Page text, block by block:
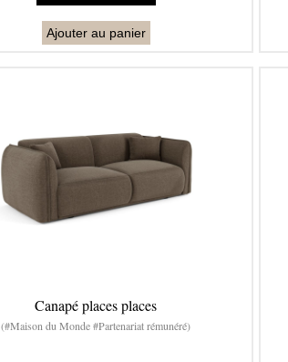
Ajouter au panier
Canapé places places
(#Maison du Monde #Partenariat rémunéré)